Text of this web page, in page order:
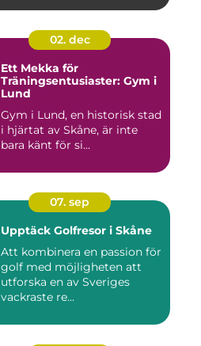
02. dec
Ett Mekka för
Träningsentusiaster: Gym i
Lund
Gym i Lund, en historisk stad
i hjärtat av Skåne, är inte
bara känt för si...
07. sep
Upptäck Golfresor i Skåne
Att kombinera en passion för
golf med möjligheten att
utforska en av Sveriges
vackraste re...